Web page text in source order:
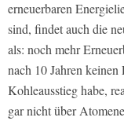
erneuerbaren
sind, findet auch die
als: noch mehr
nach 10 Jahren
Kohleausstieg habe,
gar nicht über